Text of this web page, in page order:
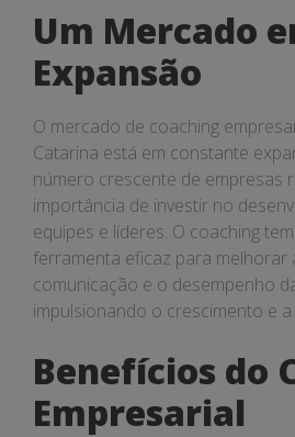
Um Mercado
Expansão
O mercado de coaching
Catarina está em constante
número crescente de empresas
importância de investir no
equipes e líderes. O coaching
ferramenta eficaz para melhorar
comunicação e o desempenho
impulsionando o crescimento e
Benefícios do
Empresarial